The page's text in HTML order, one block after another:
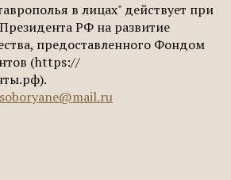
в лицах" действует при
РФ на развитие
предоставленного Фондом
(https://
soboryane@mail.ru